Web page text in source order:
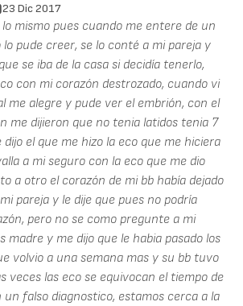
23 Dic 2017
lo mismo pues cuando me entere de un
pude creer, se lo conté a mi pareja y
se iba de la casa si decidía tenerlo,
con mi corazón destrozado, cuando vi
me alegre y pude ver el embrión, con el
me dijieron que no tenia latidos tenia 7
dijo el que me hizo la eco que me hiciera
a mi seguro con la eco que me dio
a otro el corazón de mi bb había dejado
pareja y le dije que pues no podría
pero no se como pregunte a mi
madre y me dijo que le habia pasado los
volvio a una semana mas y su bb tuvo
veces las eco se equivocan el tiempo de
falso diagnostico, estamos cerca a la